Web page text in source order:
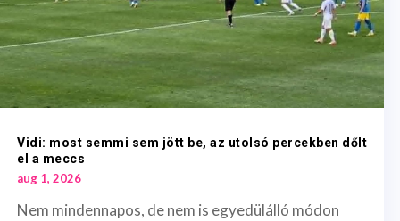
Vidi: most semmi sem jött be, az utolsó percekben dőlt
el a meccs
aug 1, 2026
Nem mindennapos, de nem is egyedülálló módon